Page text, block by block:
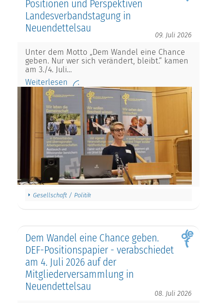
Positionen und Perspektiven
Landesverbandstagung in
Neuendettelsau
09. Juli 2026
Unter dem Motto „Dem Wandel eine Chance
geben. Nur wer sich verändert, bleibt.“ kamen
am 3./4. Juli…
Weiterlesen
Gesellschaft / Politik
Dem Wandel eine Chance geben.
DEF-Positionspapier - verabschiedet
am 4. Juli 2026 auf der
Mitgliederversammlung in
Neuendettelsau
08. Juli 2026